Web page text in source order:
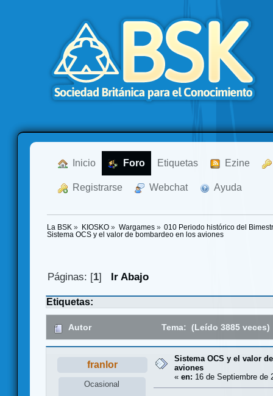
Inicio Foro Etiquetas Ezine
Registrarse Webchat Ayuda
La BSK » KIOSKO» Wargames» 010 Periodo histórico del
Sistema OCS y el valor de bombardeo en los aviones
Páginas: [1] Ir Abajo
Etiquetas:
Autor Tema: (Leído 3885 veces)
franlor
Ocasional
Sistema OCS y el valor
aviones
« en: 16 de Septiembre de